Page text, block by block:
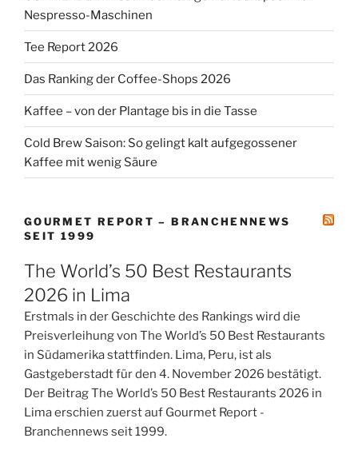
Nespresso-Maschinen
Tee Report 2026
Das Ranking der Coffee-Shops 2026
Kaffee – von der Plantage bis in die Tasse
Cold Brew Saison: So gelingt kalt aufgegossener
Kaffee mit wenig Säure
GOURMET REPORT – BRANCHENNEWS
SEIT 1999
The World’s 50 Best Restaurants
2026 in Lima
Erstmals in der Geschichte des Rankings wird die
Preisverleihung von The World’s 50 Best Restaurants
in Südamerika stattfinden. Lima, Peru, ist als
Gastgeberstadt für den 4. November 2026 bestätigt.
Der Beitrag The World’s 50 Best Restaurants 2026 in
Lima erschien zuerst auf Gourmet Report -
Branchennews seit 1999.